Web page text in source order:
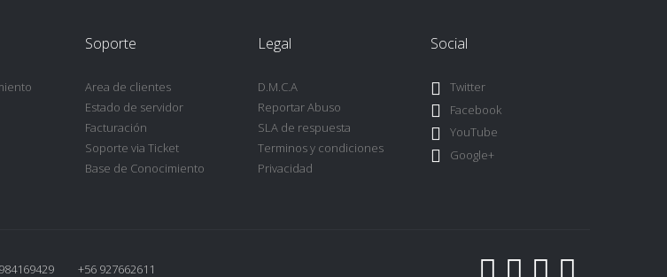
Soporte
Area de clientes
Estado de servidor
Facturación
Soporte via Ticket
Base de Conocimiento
Legal
D.M.C.A
Reportar Abuso
SLA de respuesta
Terminos y condiciones
Privacidad
Social
Twitter
Facebook
YouTube
Google+
+56 927662611